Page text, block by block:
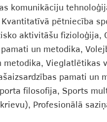
komunikāciju
pētniecība
aktivitāšu fizioloģija,
un metodika,
Vieglatlētikas
pamati un
filosofija, Sports
Profesionālā